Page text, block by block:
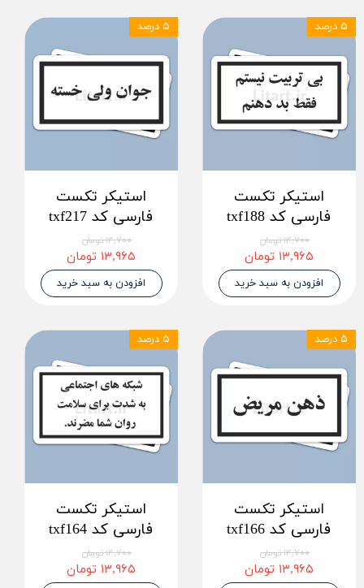
استیکر تکست
فارسی کد txf188
۱۴,۷۰۰ تومان
۱۳,۹۶۵ تومان
افزودن به سبد خرید
۵ درصد
استیکر تکست
فارسی کد txf217
۱۴,۷۰۰ تومان
۱۳,۹۶۵ تومان
افزودن به سبد خرید
۵ درصد
استیکر تکست
فارسی کد txf166
۱۴,۷۰۰ تومان
۱۳,۹۶۵ تومان
۵ درصد
استیکر تکست
فارسی کد txf164
۱۴,۷۰۰ تومان
۱۳,۹۶۵ تومان
۵ درصد